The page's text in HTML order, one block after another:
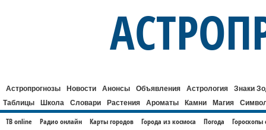
Астропрогнозы Новости Анонсы Объявления Астрология
Знаки
Таблицы
Школа Словари Растения Ароматы Камни Магия
ТВ online Радио онлайн Карты городов Города из космоса Погода Гороскопы